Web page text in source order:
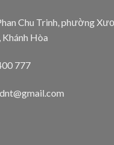
Chu Trinh, phường
Hòa
777